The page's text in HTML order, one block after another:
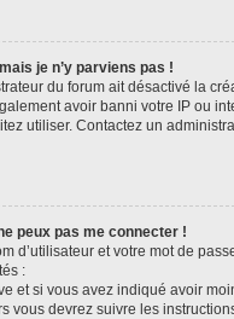
je n’y parviens pas !
du forum ait désactivé la
avoir banni votre IP ou
utiliser. Contactez un
peux pas me connecter !
d’utilisateur et votre mot de
:
et si vous avez indiqué avoir
vous devrez suivre les